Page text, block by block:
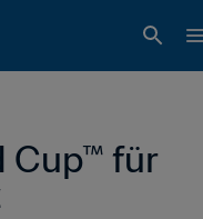
Cup™ für